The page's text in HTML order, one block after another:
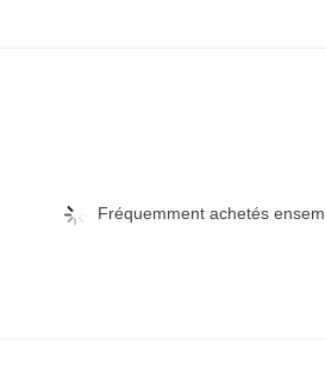
Fréquemment achetés